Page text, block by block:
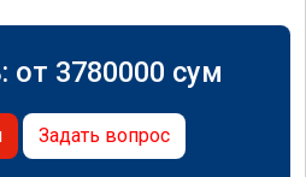
от 3780000 сум
Задать вопрос